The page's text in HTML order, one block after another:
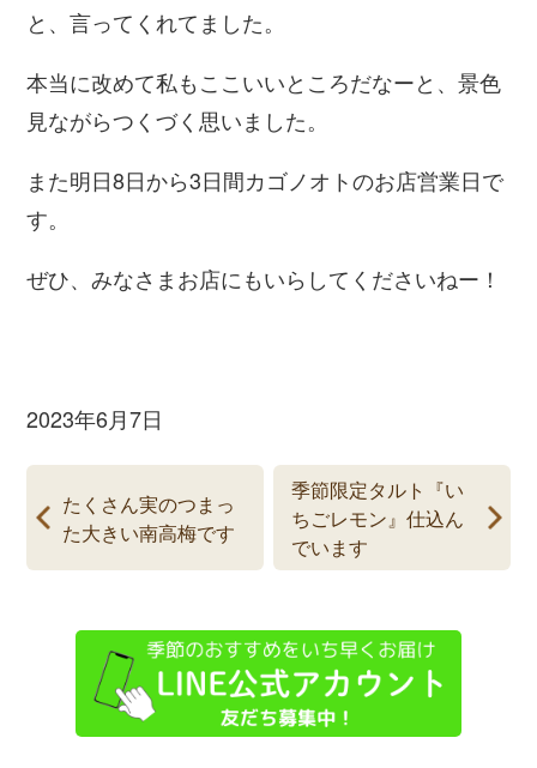
と、言ってくれてました。
本当に改めて私もここいいところだなーと、景色
見ながらつくづく思いました。
また明日8日から3日間カゴノオトのお店営業日で
す。
ぜひ、みなさまお店にもいらしてくださいねー！
2023年6月7日
たくさん実のつまっ
た大きい南高梅です
季節限定タルト『い
ちごレモン』仕込ん
でいます